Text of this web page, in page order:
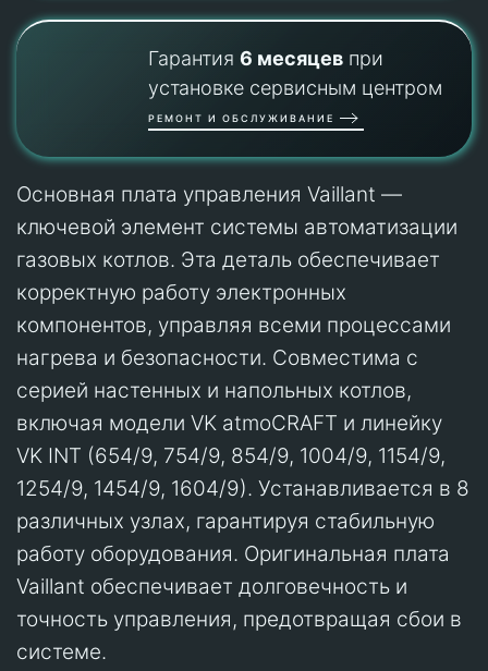
Гарантия 6 месяцевпри
установке сервисным центром
РЕМОНТ И ОБСЛУЖИВАНИЕ
Основная плата управления Vaillant —
ключевой элемент системы автоматизации
газовых котлов. Эта деталь обеспечивает
корректную работу электронных
компонентов, управляя всеми процессами
нагрева и безопасности. Совместима с
серией настенных и напольных котлов,
включая модели VK atmoCRAFT и линейку
VK INT (654/9, 754/9, 854/9, 1004/9, 1154/9,
1254/9, 1454/9, 1604/9). Устанавливается в 8
различных узлах, гарантируя стабильную
работу оборудования. Оригинальная плата
Vaillant обеспечивает долговечность и
точность управления, предотвращая сбои в
системе.